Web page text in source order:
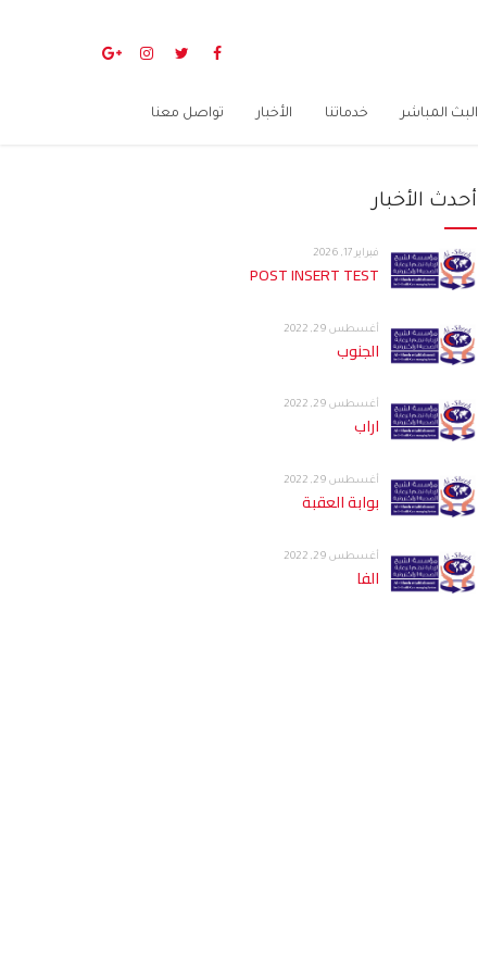
البث المباشر خدماتنا الأخبار تواصل معنا
أحدث الأخبار
فبراير 17, 2026
POST INSERT TEST
أغسطس 29, 2022
الجنوب
أغسطس 29, 2022
اراب
أغسطس 29, 2022
بوابة العقبة
أغسطس 29, 2022
الفا